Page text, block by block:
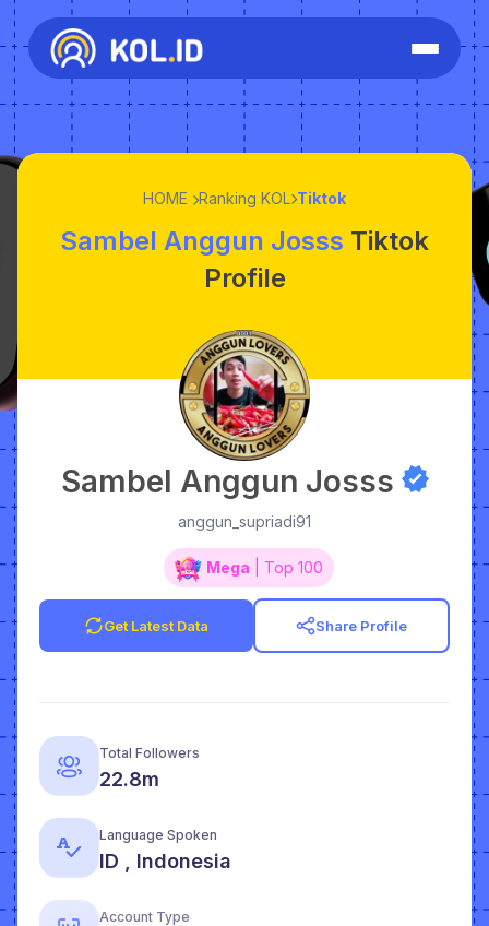
HOME Ranking KOL Tiktok
Sambel Anggun Josss Tiktok
Profile
Sambel Anggun Josss
anggun_supriadi91
Mega | Top 100
Get Latest Data Share Profile
Total Followers
22.8m
Language Spoken
ID , Indonesia
Account Type